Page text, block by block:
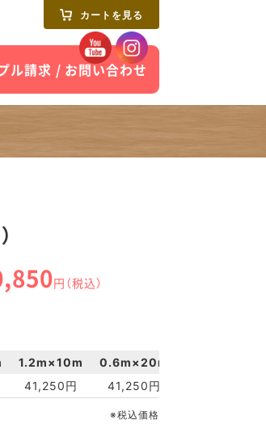
ル請求 / お問い合わせ
カートを見る
円（税込）
1.2m×10m 0.6m×20m
41,250円 41,250円
※税込価格